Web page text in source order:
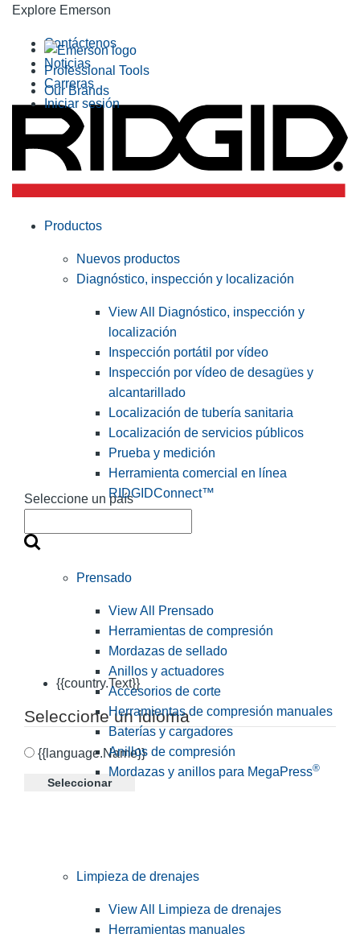
Explore Emerson
Professional Tools
Our Brands
Contáctenos
Noticias
Carreras
Iniciar sesión
Seleccione un país
{{country.Text}}
Seleccione un idioma
{{language.Name}}
Seleccionar
Productos
Nuevos productos
Diagnóstico, inspección y localización
View All Diagnóstico, inspección y
localización
Inspección portátil por vídeo
Inspección por vídeo de desagües y
alcantarillado
Localización de tubería sanitaria
Localización de servicios públicos
Prueba y medición
Herramienta comercial en línea
RIDGIDConnect™
Prensado
View All Prensado
Herramientas de compresión
Mordazas de sellado
Anillos y actuadores
Accesorios de corte
Herramientas de compresión manuales
Baterías y cargadores
Anillos de compresión
Mordazas y anillos para MegaPress®
Limpieza de drenajes
View All Limpieza de drenajes
Herramientas manuales